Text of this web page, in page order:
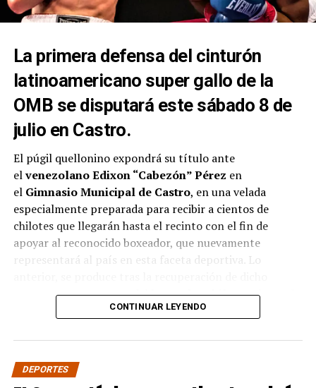
La primera defensa del cinturón
latinoamericano super gallo de la
OMB se disputará este sábado 8 de
julio en Castro.
El púgil quellonino expondrá su título ante
elvenezolano Edixon “Cabezón” Pérez en
el Gimnasio Municipal de Castro, en una velada
especialmente preparada para recibir a cientos de
chilotes que llegarán hasta el recinto con el fin de
apoyar al reconocido boxeador, que nuevamente
representará al país en esta faceta deportiva. Lo
campeonato por parte delboxeador chileno, el pasado
mes de abril ante elboliviano Ramón Averanga
La velada contará además con siete combates
preliminares con los mejores
CONTINUAR LEYENDO
DEPORTES